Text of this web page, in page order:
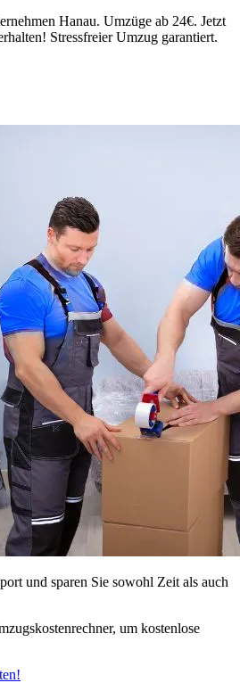
Hanau. Umzüge ab 24€. Jetzt
Stressfreier Umzug garantiert.
und sparen Sie sowohl Zeit als auch
um kostenlose